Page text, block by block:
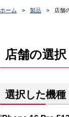
ホーム 製品 店舗
店舗の選択
選択した機種